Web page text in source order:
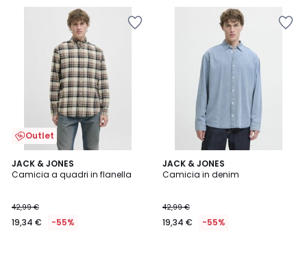
Outlet
JACK & JONES
Camicia a quadri in flanella
42,99 €
19,34 € -55%
5
/
JACK & JONES
Camicia in denim
42,99 €
19,34 € -55%
4,7
/ 5
2
Colori